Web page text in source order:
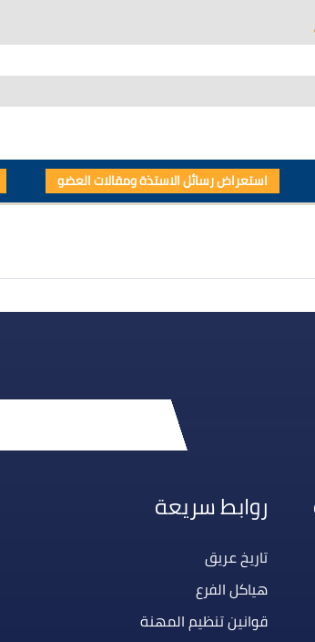
روابط سريعة
تاريخ عريق
هياكل الفرع
قوانين تنظيم المهنة